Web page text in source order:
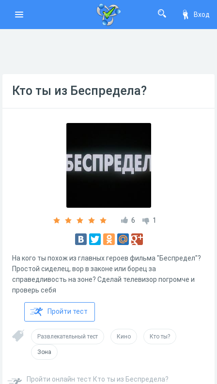
Вход
Кто ты из Беспредела?
6 1
На кого ты похож из главных героев фильма "Беспредел"?
Простой сиделец, вор в законе или борец за
справедливость на зоне? Сделай телевизор погромче и
проверь себя
Пройти тест
Развлекательный тест Кино Кто ты?
Зона
Пройти онлайн тест Кто ты из Беспредела?